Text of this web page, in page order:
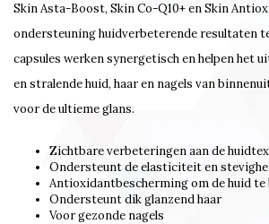
Skin Asta-Boost, Skin Co-Q10+ en Skin
ondersteuning huidverbeterende resultaten
capsules werken synergetisch en helpen het
en stralende huid, haar en nagels van
voor de ultieme glans.
Zichtbare verbeteringen aan de
Ondersteunt de elasticiteit en
Antioxidantbescherming om de huid te
Ondersteunt dik glanzend haar
Voor gezonde nagels